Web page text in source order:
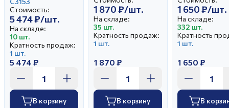
Стоимость:
5 474 ₽/шт.
На складе:
10 шт.
Кратность продаж:
1 шт.
5 474 ₽
В корзину
1 870 ₽/шт.
На складе:
35 шт.
Кратность продаж:
1 шт.
1 870 ₽
В корзину
1 650 ₽/шт.
На складе:
332 шт.
Кратность
1 шт.
1 650 ₽
В